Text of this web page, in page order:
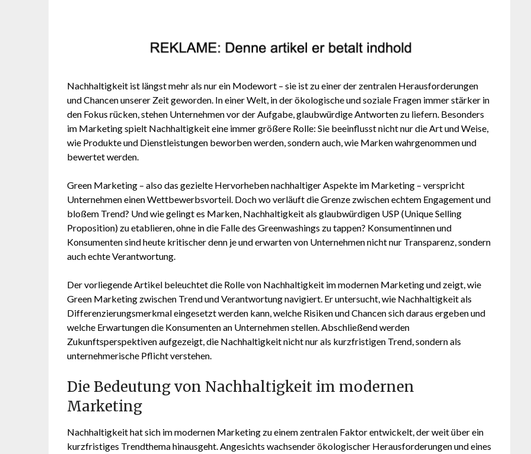
Nachhaltigkeit ist längst mehr als nur ein Modewort – sie ist zu einer der zentralen Herausforderungen
und Chancen unserer Zeit geworden. In einer Welt, in der ökologische und soziale Fragen immer stärker in
den Fokus rücken, stehen Unternehmen vor der Aufgabe, glaubwürdige Antworten zu liefern. Besonders
im Marketing spielt Nachhaltigkeit eine immer größere Rolle: Sie beeinflusst nicht nur die Art und Weise,
wie Produkte und Dienstleistungen beworben werden, sondern auch, wie Marken wahrgenommen und
bewertet werden.
Green Marketing – also das gezielte Hervorheben nachhaltiger Aspekte im Marketing – verspricht
Unternehmen einen Wettbewerbsvorteil. Doch wo verläuft die Grenze zwischen echtem Engagement und
bloßem Trend? Und wie gelingt es Marken, Nachhaltigkeit als glaubwürdigen USP (Unique Selling
Proposition) zu etablieren, ohne in die Falle des Greenwashings zu tappen? Konsumentinnen und
Konsumenten sind heute kritischer denn je und erwarten von Unternehmen nicht nur Transparenz, sondern
auch echte Verantwortung.
Der vorliegende Artikel beleuchtet die Rolle von Nachhaltigkeit im modernen Marketing und zeigt, wie
Green Marketing zwischen Trend und Verantwortung navigiert. Er untersucht, wie Nachhaltigkeit als
Differenzierungsmerkmal eingesetzt werden kann, welche Risiken und Chancen sich daraus ergeben und
welche Erwartungen die Konsumenten an Unternehmen stellen. Abschließend werden
Zukunftsperspektiven aufgezeigt, die Nachhaltigkeit nicht nur als kurzfristigen Trend, sondern als
unternehmerische Pflicht verstehen.
Die Bedeutung von Nachhaltigkeit im modernen
Marketing
Nachhaltigkeit hat sich im modernen Marketing zu einem zentralen Faktor entwickelt, der weit über ein
kurzfristiges Trendthema hinausgeht. Angesichts wachsender ökologischer Herausforderungen und eines